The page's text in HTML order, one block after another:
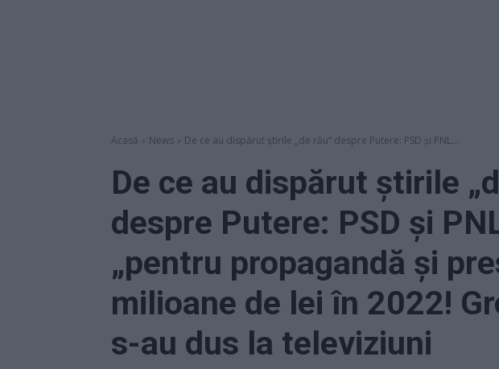
Acasă News De ce au dispărut știrile „de rău“ despre Putere: PSD și PNL...
De ce au dispărut știrile
despre Putere: PSD și
„pentru propagandă și
milioane de lei în 2022!
s-au dus la televiziuni